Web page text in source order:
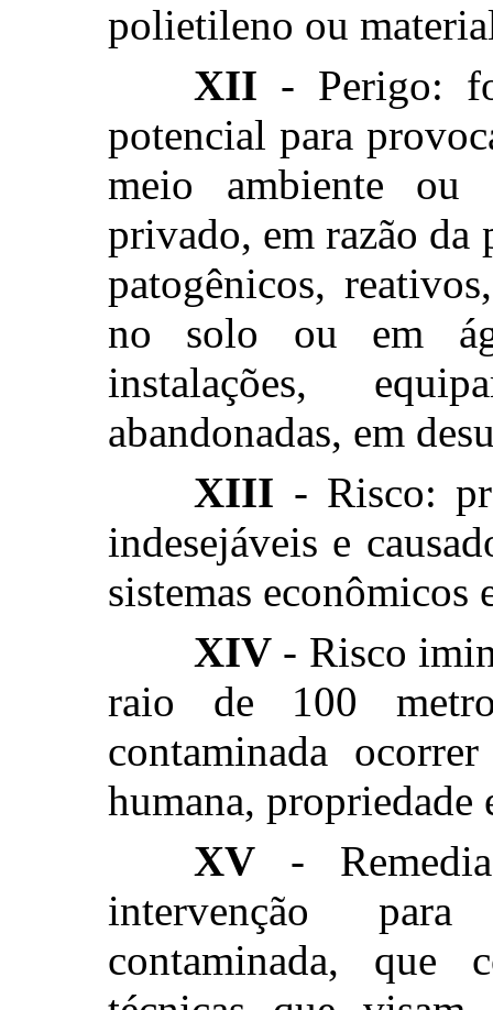
polietileno ou
XII - Perigo:
potencial para
meio ambiente
privado, em razão da
patogênicos,
no solo ou em
instalações,
abandonadas, em
XIII - Risco:
indesejáveis e
sistemas econômicos
XIV - Risco
raio de 100
contaminada
humana, propriedade
XV -
intervenção
contaminada, que